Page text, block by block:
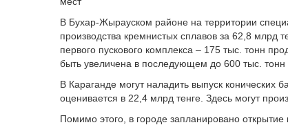
В Бухар-Жырауском районе на территории
производства кремнистых сплавов за 62,8 млрд
первого пускового комплекса – 175 тыс. тонн
быть увеличена в последующем до 600 тыс. тонн
В Караганде могут наладить выпуск конических
оценивается в 22,4 млрд тенге. Здесь могут
Помимо этого, в городе запланировано